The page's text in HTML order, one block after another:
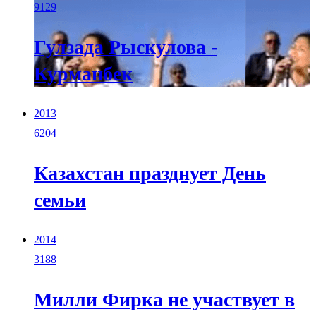
9129
Гулзада Рыскулова -
Курманбек
2013
6204
Казахстан празднует День
семьи
2014
3188
Милли Фирка не участвует в